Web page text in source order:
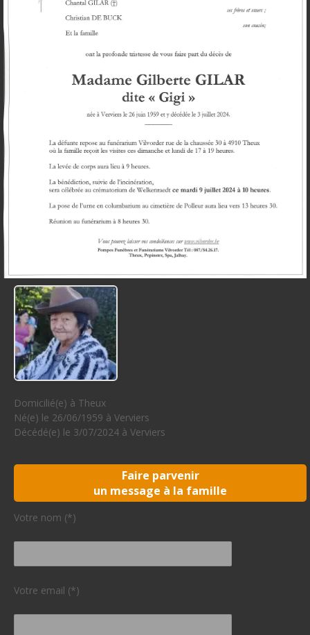
Domicilié(e) à Theux
Né(e) le 26/06/1959 à Verviers
Décédé(e) le 3/07/2024 à Verviers
Faire parvenir
un message à la famille
Votre nom (*)
Votre email (*)